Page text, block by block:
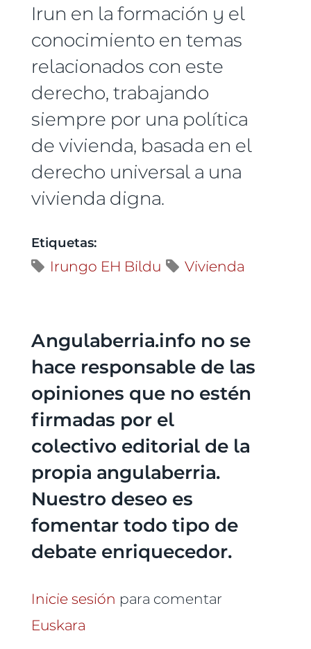
Irun en la formación y el
conocimiento en temas
relacionados con este
derecho, trabajando
siempre por una política
de vivienda, basada en el
derecho universal a una
vivienda digna.
Etiquetas:
Irungo EH Bildu Vivienda
Angulaberria.info no se
hace responsable de las
opiniones que no estén
firmadas por el
colectivo editorial de la
propia angulaberria.
Nuestro deseo es
fomentar todo tipo de
debate enriquecedor.
Inicie sesión para comentar
Euskara